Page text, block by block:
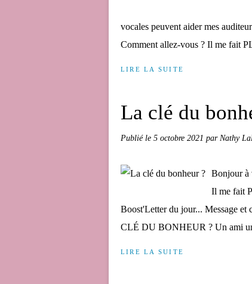
vocales peuvent aider mes
Comment allez-vous ? Il me fait
LIRE LA SUITE
La clé du
Publié le 5 octobre 2021 par Nathy
Bonjour à
Il me fait
Boost'Letter du jour... Message
CLÉ DU BONHEUR ? Un ami
LIRE LA SUITE